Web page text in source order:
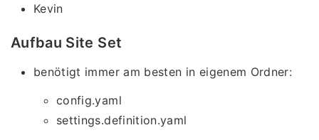
Kevin
Aufbau Site Set
benötigt immer am besten in eigenem Ordner:
config.yaml
settings.definition.yaml